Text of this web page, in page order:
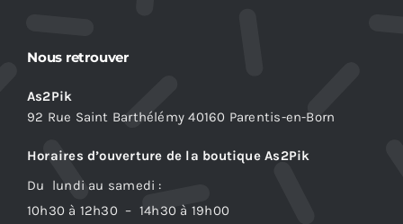
Nous retrouver
As2Pik
92 Rue Saint Barthélémy 40160 Parentis-en-Born
Horaires d’ouverture de la boutique As2Pik
Du lundi au samedi :
10h30 à 12h30 – 14h30 à 19h00